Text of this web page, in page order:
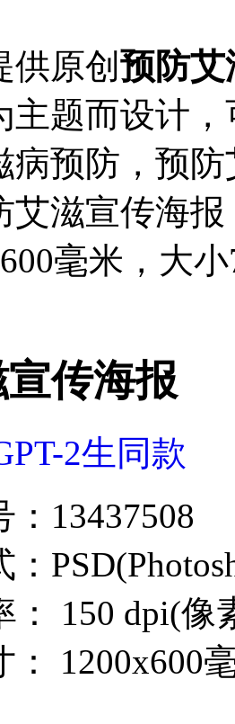
供原创预防艾
主题而设计
病预防，预
艾滋宣传海报
毫米，大
传海报
2生同款
13437508
150 dpi(像
： 1200x600